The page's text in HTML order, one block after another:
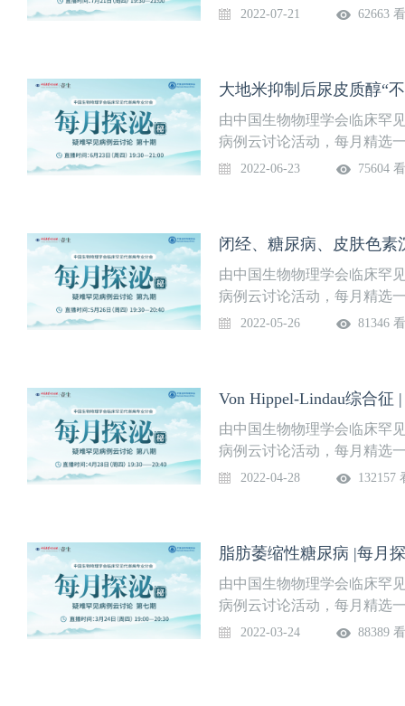
讲解、分析和讨论，梳理疾
2022-07-21 62663
大地米抑制后尿皮质醇“
由中国生物物理学会临床罕
病例云讨论活动，每月精选
讲解、分析和讨论，梳理疾
2022-06-23 75604
闭经、糖尿病、皮肤色素
由中国生物物理学会临床罕
病例云讨论活动，每月精选
讲解、分析和讨论，梳理疾
2022-05-26 81346
Von Hippel-Lindau综合征
由中国生物物理学会临床罕
病例云讨论活动，每月精选
讲解、分析和讨论，梳理疾
2022-04-28 132157
脂肪萎缩性糖尿病 |每月
由中国生物物理学会临床罕
病例云讨论活动，每月精选
讲解、分析和讨论，梳理疾
2022-03-24 88389